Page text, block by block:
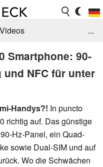
Videos
Tests
Jobs
...
Smartphone: 90-
und NFC für unter
Handys?! In puncto
richtig auf. Das günstige
Hz-Panel, ein Quad-
sowie Dual-SIM und auf
Wo die Schwächen